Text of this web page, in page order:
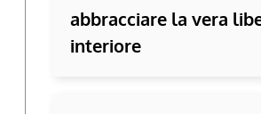
abbracciare la vera
interiore